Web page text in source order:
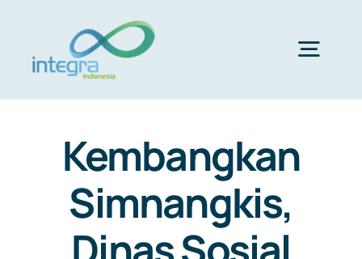
content
ABOUT US
PRODUCTS & SERVICES
Kembangkan
Simnangkis,